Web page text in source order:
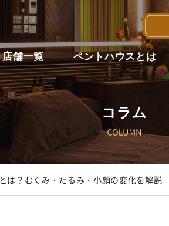
店舗一覧 ペントハウスとは
コラム
は？むくみ・たるみ・小顔の変化を解説